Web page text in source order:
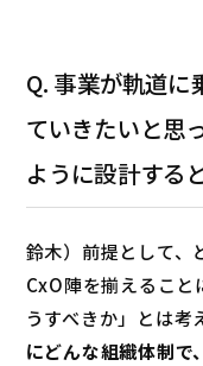
Q. 事業が軌道に
ていきたいと思
ように設計する
鈴木）前提として、
CxO陣を揃えるこ
うすべきか」とは考
にどんな組織体制で